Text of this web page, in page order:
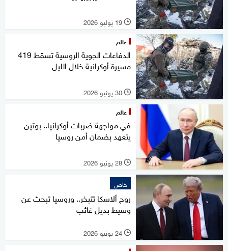
l 19 يوليو 2026
عالم
الدفاعات الجوية الروسية تسقط 419
مسيرة أوكرانية خلال الليل
l 30 يونيو 2026
عالم
في مواجهة ضربات أوكرانيا.. بوتين
يتعهد بضمان أمن روسيا
l 28 يونيو 2026
خاص
روح ألاسكا تتبخر.. وروسيا تبحث عن
وسيط بديل غائب
l 24 يونيو 2026